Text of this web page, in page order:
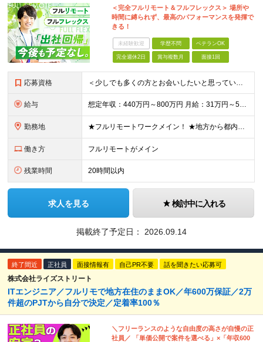
＜完全フルリモート＆フルフレックス＞ 場所や
時間に縛られず、最高のパフォーマンスを発揮で
きる！
未経験歓迎 学歴不問 ベテランOK
完全週休2日 賞与複数月 面接1回
応募資格 ＜少しでも多くの方とお会いしたいと思っています！＞ ◆学歴不問 ◆詳細設計〜結合テストの一連の工程を独力で完遂できる方 ◆オブジェクト指向型のプログラミング言語（Java、C#、Pythonなど）を1
給与 想定年収：440万円～800万円 月給：31万円～57万円+賞与年2回 ※経験、能力などを考慮の上、当社規定により決定いたします。 ※上記には固定残業代20時間分（4万円～7.5万円）を含む。超過分
勤務地 ★フルリモートワークメイン！ ★地方から都内のプロジェクトに参画する社員も多数！ ★常駐の場合は直行・直帰OK ≪東京本社≫ 〒101-0041 東京都千代田区神田須田町二丁目19番地23 Daiw
働き方 フルリモートがメイン
残業時間 20時間以内
求人を見る 検討中に入れる
掲載終了予定日： 2026.09.14
終了間近 正社員 面接情報有 自己PR不要 話を聞きたい応募可
株式会社ライズストリート
ITエンジニア／フルリモで地方在住のままOK／年600万保証／2万
件超のPJTから自分で決定／定着率100％
＼フリーランスのような自由度の高さが自慢の正
社員／ 「単価公開で案件を選べる」×「年収600